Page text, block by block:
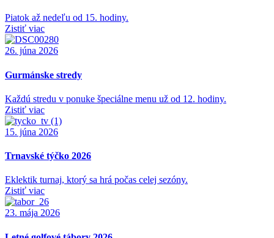
Piatok až nedeľu od 15. hodiny.
Zistiť viac
26. júna 2026
Gurmánske stredy
Každú stredu v ponuke špeciálne menu už od 12. hodiny.
Zistiť viac
15. júna 2026
Trnavské týčko 2026
Eklektik turnaj, ktorý sa hrá počas celej sezóny.
Zistiť viac
23. mája 2026